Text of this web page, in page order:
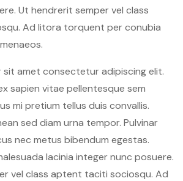
Ut hendrerit semper vel class
Ad litora torquent per conubia
sit amet consectetur adipiscing elit.
sapien vitae pellentesque sem
mi pretium tellus duis convallis.
sed diam urna tempor. Pulvinar
nec metus bibendum egestas.
lacinia integer nunc posuere.
vel class aptent taciti sociosqu. Ad